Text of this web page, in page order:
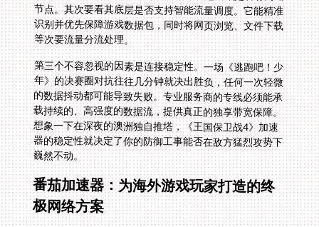
等次要流量分流处理。
第三个不容忽视的因素是连接稳定性。一场《逃跑吧！少
年》的决赛圈对抗往往几分钟就决出胜负，任何一次轻微
的数据抖动都可能导致失败。专业服务商的专线必须能承
载持续的、高强度的数据流，提供真正的独享带宽保障。
想象一下在深夜的澳洲独自推塔，《王国保卫战4》加速
器的稳定性就决定了你的防御工事能否在敌方猛烈攻势下
巍然不动。
番茄加速器：为海外游戏玩家打造的终
极网络方案